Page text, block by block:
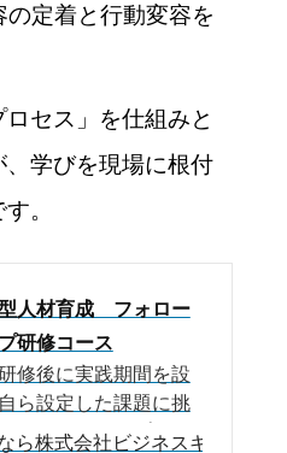
定着と行動変容を
セス」を仕組みと
、学びを現場に根付
。
人材育成 フォロー
研修コース
修後に実践期間を設
ら設定した課題に挑
、その結果やプロセ
ら株式会社ビジネスキャリア